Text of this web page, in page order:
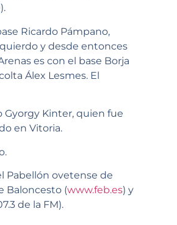
Ricardo Pámpano,
y desde entonces
es con el base Borja
Álex Lesmes. El
Kinter, quien fue
en Vitoria.
Pabellón ovetense de
Baloncesto (www.feb.es) y
de la FM).